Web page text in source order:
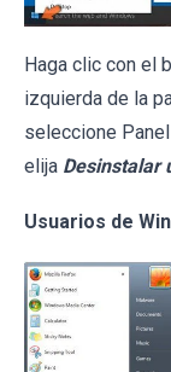
Haga clic con el
izquierda de la
seleccione
elija Desinstalar
Usuarios de